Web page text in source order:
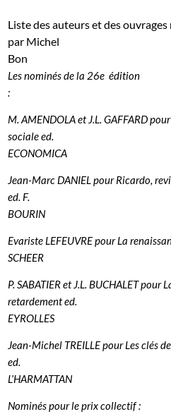
Liste des auteurs et des
par Michel
Bon
Les nominés de la 26e édition
:
M. AMENDOLA et J.L. GAFFARD
sociale ed.
ECONOMICA
Jean-Marc DANIEL pour Ricardo,
ed. F.
BOURIN
Evariste LEFEUVRE pour La
SCHEER
P. SABATIER et J.L. BUCHALET pour
retardement ed.
EYROLLES
Jean-Michel TREILLE pour Les clés
ed.
L’HARMATTAN
Nominés pour le prix collectif :